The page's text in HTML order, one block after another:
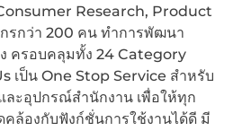
Research, Product
รกว่า 200 คน ทำการพัฒนา
ครอบคลุมทั้ง 24 Category
เป็น One Stop Service สำหรับ
ละอุปกรณ์สำนักงาน เพื่อให้ทุก
ล้องกับฟังก์ชั่นการใช้งานได้ดี มี